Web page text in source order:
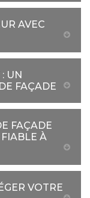
AVEC
UN
FAÇADE
FAÇADE
À
VOTRE